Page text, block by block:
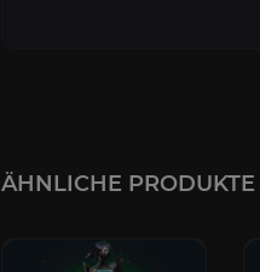
ÄHNLICHE PRODUKTE